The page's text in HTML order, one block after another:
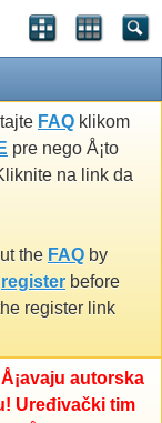
FAQ klikom
pre nego Å¡to
na link da
the FAQ by
register before
register link
autorska
Uređivački tim